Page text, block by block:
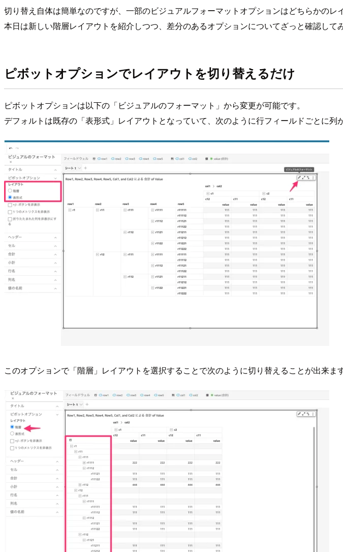
切り替え自体は簡単なのですが、一部のビジュアルフォーマットオプションはどちらかの
本日は新しい階層レイアウトを紹介しつつ、差分のあるオプションについてざっと確認して
ピボットオプションでレイアウトを切り替えるだけ
ピボットオプションは以下の「ビジュアルのフォーマット」から変更が可能です。
デフォルトは既存の「表形式」レイアウトとなっていて、次のように行フィールドごとに列
このオプションで「階層」レイアウトを選択することで次のように切り替えることが出来ます